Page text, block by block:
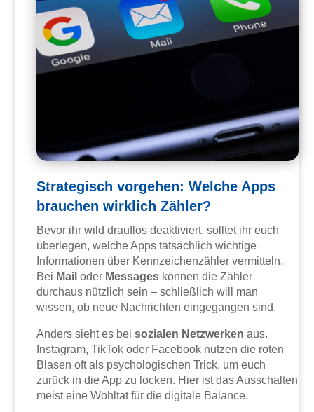
Strategisch vorgehen: Welche Apps
brauchen wirklich Zähler?
Bevor ihr wild drauflos deaktiviert, solltet ihr euch
überlegen, welche Apps tatsächlich wichtige
Informationen über Kennzeichenzähler vermitteln.
Bei Mail oder Messages können die Zähler
durchaus nützlich sein – schließlich will man
wissen, ob neue Nachrichten eingegangen sind.
Anders sieht es beisozialen Netzwerken aus.
Instagram, TikTok oder Facebook nutzen die roten
Blasen oft als psychologischen Trick, um euch
zurück in die App zu locken. Hier ist das Ausschalten
meist eine Wohltat für die digitale Balance.